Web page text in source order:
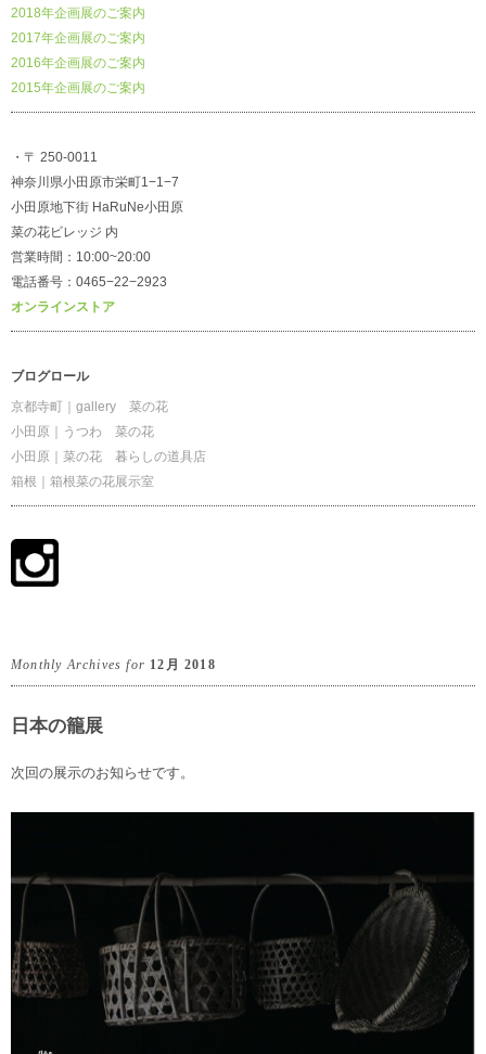
2018年企画展のご案内
2017年企画展のご案内
2016年企画展のご案内
2015年企画展のご案内
・〒 250-0011
神奈川県小田原市栄町1−1−7
小田原地下街 HaRuNe小田原
菜の花ビレッジ 内
営業時間：10:00~20:00
電話番号：0465−22−2923
オンラインストア
ブログロール
京都寺町｜gallery 菜の花
小田原｜うつわ 菜の花
小田原｜菜の花 暮らしの道具店
箱根｜箱根菜の花展示室
Monthly Archives for 12月 2018
日本の籠展
次回の展示のお知らせです。